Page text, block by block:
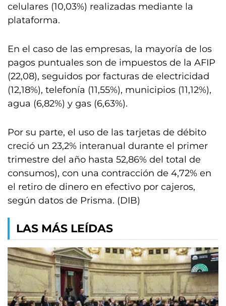
celulares (10,03%) realizadas mediante la
plataforma.
En el caso de las empresas, la mayoría de los
pagos puntuales son de impuestos de la AFIP
(22,08), seguidos por facturas de electricidad
(12,18%), telefonía (11,55%), municipios (11,12%),
agua (6,82%) y gas (6,63%).
Por su parte, el uso de las tarjetas de débito
creció un 23,2% interanual durante el primer
trimestre del año hasta 52,86% del total de
consumos), con una contracción de 4,72% en
el retiro de dinero en efectivo por cajeros,
según datos de Prisma. (DIB)
LAS MÁS LEÍDAS